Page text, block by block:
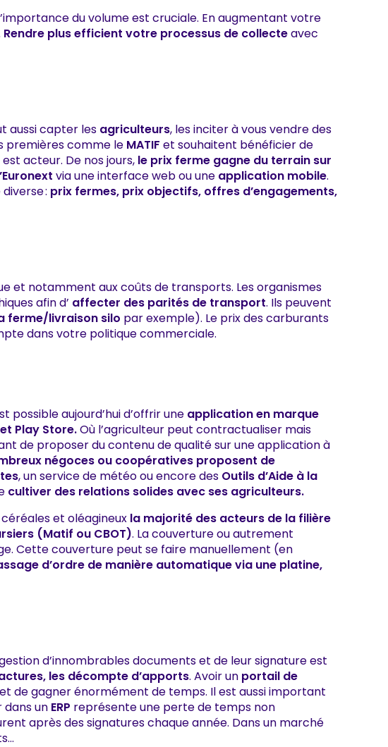
du volume est cruciale. En augmentant votre
Rendre plus efficient votre processus de collecteavec
aussi capter les agriculteurs, les inciter à vous vendre des
premières comme le MATIF et souhaitent bénéficier de
acteur. De nos jours, le prix ferme gagne du terrain sur
via une interface web ou une application mobile.
: prix fermes, prix objectifs, offres d’engagements,
et notamment aux coûts de transports. Les organismes
afin d’ affecter des parités de transport. Ils peuvent
ferme/livraison silo par exemple). Le prix des carburants
dans votre politique commerciale.
aujourd’hui d’offrir une application en marque
Play Store.Où l’agriculteur peut contractualiser mais
de proposer du contenu de qualité sur une application à
négoces ou coopératives proposent de
, un service de météo ou encore des Outils d’Aide à la
cultiver des relations solides avec ses agriculteurs.
et oléagineux la majorité des acteurs de la filière
(Matif ou CBOT). La couverture ou autrement
Cette couverture peut se faire manuellement (en
d’ordre de manière automatique via une platine,
d’innombrables documents et de leur signature est
les décompte d’apports. Avoir un portail de
de gagner énormément de temps. Il est aussi important
un ERP représente une perte de temps non
après des signatures chaque année. Dans un marché